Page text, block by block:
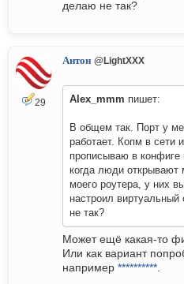
делаю не так?
29
Антон @LightXXX
Alex_mmm пишет:
В общем так. Порт у
работает. Копм в сети
прописываю в
когда люди открывают
моего роутера, у них
настроил
не так?
Может ещё какая-то
Или как вариант
например **********